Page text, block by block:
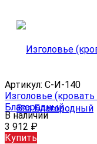
Артикул: С-И-140
Изголовье
Благородный
В наличии
3 912 ₽
Купить